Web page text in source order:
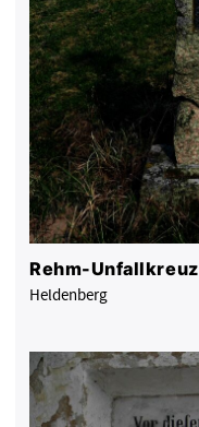
Rehm-Unfallkreuz
Heldenberg